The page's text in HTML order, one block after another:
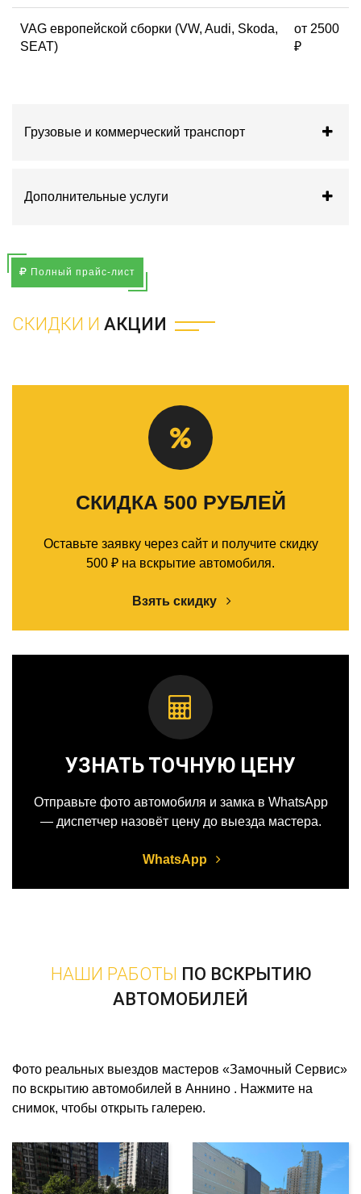
VAG европейской сборки (VW, Audi, Skoda,
SEAT)
от 2500
₽
Грузовые и коммерческий транспорт
Дополнительные услуги
Полный прайс-лист
СКИДКИ И АКЦИИ
СКИДКА 500 РУБЛЕЙ
Оставьте заявку через сайт и получите скидку
500 ₽ на вскрытие автомобиля.
Взять скидку
УЗНАТЬ ТОЧНУЮ ЦЕНУ
Отправьте фото автомобиля и замка в WhatsApp
— диспетчер назовёт цену до выезда мастера.
WhatsApp
НАШИ РАБОТЫ ПО ВСКРЫТИЮ
АВТОМОБИЛЕЙ
Фото реальных выездов мастеров «Замочный Сервис»
по вскрытию автомобилей в Аннино . Нажмите на
снимок, чтобы открыть галерею.